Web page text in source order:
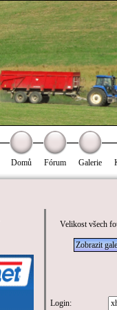
Domů Fórum Galerie
Velikost všech
Zobrazit
Login: